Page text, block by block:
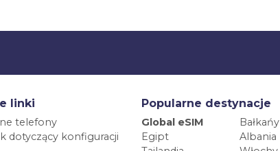
linki
telefony
dotyczący konfiguracji
Popularne destynacje
Global eSIM
Bałkańy
Egipt
Albania